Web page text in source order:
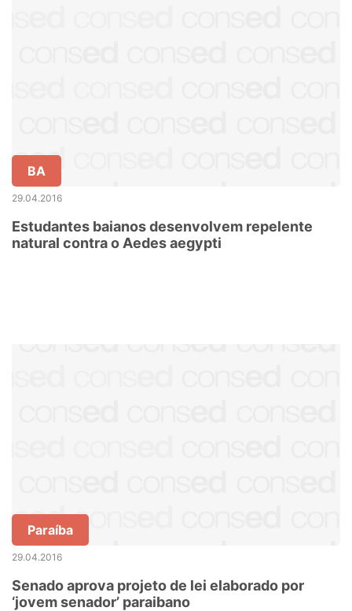
BA
29.04.2016
Estudantes baianos desenvolvem repelente
natural contra o Aedes aegypti
Paraíba
29.04.2016
Senado aprova projeto de lei elaborado por
‘jovem senador’ paraibano